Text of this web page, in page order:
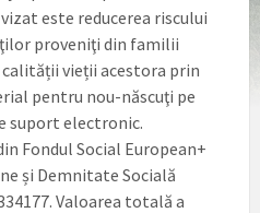
este reducerea riscului
proveniţi din familii
vieții acestora prin
pentru nou-născuţi pe
suport electronic.
Fondul Social European+
și Demnitate Socială
Valoarea totală a